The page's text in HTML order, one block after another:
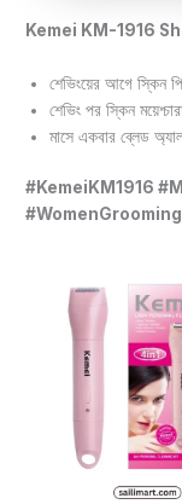
Kemei KM-1916
শেভিংয়ের আগে স্কিন
শেভিং পর স্কিন
মাসে একবার ব্লেড
#KemeiKM1916
#WomenGrooming